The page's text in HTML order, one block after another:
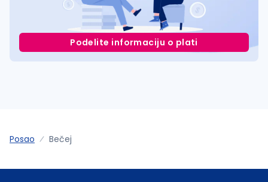
Podelite informaciju o plati
Posao Bečej